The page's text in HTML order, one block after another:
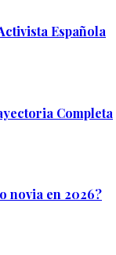
Española
Completa
novia en 2026?